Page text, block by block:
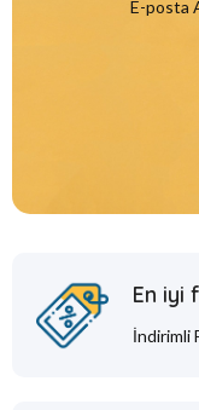
E-posta
En iyi
İndirimli